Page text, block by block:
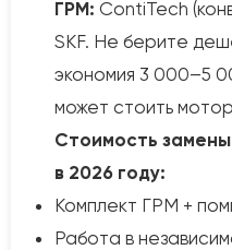
ГРМ: ContiTech
SKF. Не берите
экономия 3 000–5
может стоить
Стоимость
в 2026 году:
Комплект ГРМ +
Работа в